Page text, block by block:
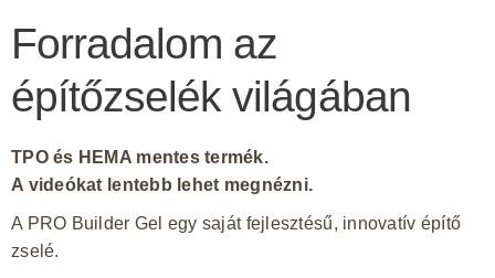
Forradalom az
építőzselék világában
TPO és HEMA mentes termék.
A videókat lentebb lehet megnézni.
A PRO Builder Gel egy saját fejlesztésű, innovatív építő
zselé.